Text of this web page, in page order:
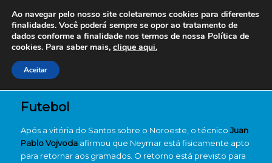
Futebol
Após a vitória do Santos sobre o Noroeste, o técnico Juan
Pablo Vojvodaafirmou que Neymar está fisicamente apto
para retornar aos gramados. O retorno está previsto para
Ao navegar pelo nosso site coletaremos cookies para diferentes
finalidades. Você poderá sempre se opor ao tratamento de
dados conforme a finalidade nos termos de nossa Política de
cookies. Para saber mais, clique aqui.
Aceitar